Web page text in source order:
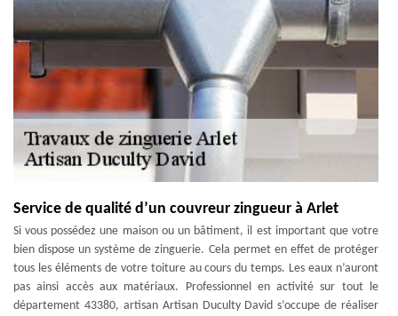
Service de qualité d’un couvreur zingueur à Arlet
Si vous possédez une maison ou un bâtiment, il est important que votre
bien dispose un système de zinguerie. Cela permet en effet de protéger
tous les éléments de votre toiture au cours du temps. Les eaux n’auront
pas ainsi accès aux matériaux. Professionnel en activité sur tout le
département 43380, artisan Artisan Duculty David s’occupe de réaliser